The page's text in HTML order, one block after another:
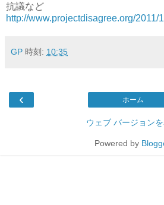
抗議など
http://www.projectdisagree.org/2011/
GP 時刻: 10:35
‹ ホーム
ウェブ バージョン
Powered by